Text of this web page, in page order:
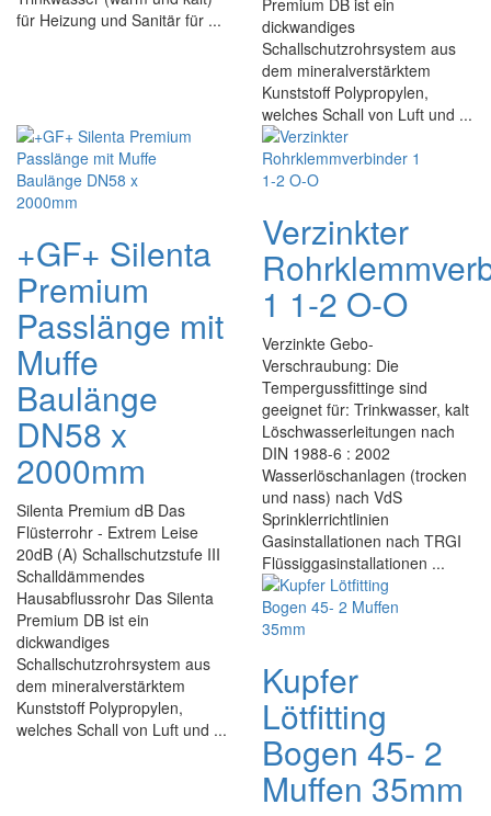
für Heizung und Sanitär für ...
Premium DB ist ein
dickwandiges
Schallschutzrohrsystem aus
dem mineralverstärktem
Kunststoff Polypropylen,
welches Schall von Luft und ...
+GF+ Silenta
Premium
Passlänge mit
Muffe
Baulänge
DN58 x
2000mm
Silenta Premium dB Das
Flüsterrohr - Extrem Leise
20dB (A) Schallschutzstufe III
Schalldämmendes
Hausabflussrohr Das Silenta
Premium DB ist ein
dickwandiges
Schallschutzrohrsystem aus
dem mineralverstärktem
Kunststoff Polypropylen,
welches Schall von Luft und ...
Verzinkter
1 1-2 O-O
Verzinkte Gebo-
Verschraubung: Die
Tempergussfittinge sind
geeignet für: Trinkwasser, kalt
Löschwasserleitungen nach
DIN 1988-6 : 2002
Wasserlöschanlagen (trocken
und nass) nach VdS
Sprinklerrichtlinien
Gasinstallationen nach TRGI
Flüssiggasinstallationen ...
Kupfer
Lötfitting
Bogen 45- 2
Muffen 35mm